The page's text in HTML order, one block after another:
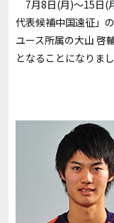
7月8日(月)～15日(
代表候補中国遠征」
ユース所属の大山 啓
となることになりま